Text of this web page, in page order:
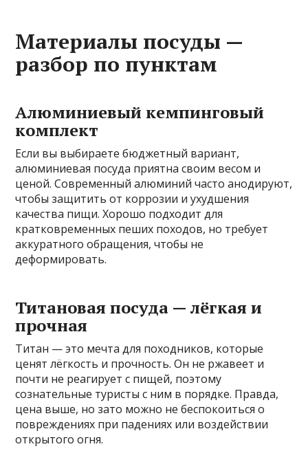
Материалы посуды —
разбор по пунктам
Алюминиевый кемпинговый
комплект
Если вы выбираете бюджетный вариант,
алюминиевая посуда приятна своим весом и
ценой. Современный алюминий часто анодируют,
чтобы защитить от коррозии и ухудшения
качества пищи. Хорошо подходит для
кратковременных пеших походов, но требует
аккуратного обращения, чтобы не
деформировать.
Титановая посуда — лёгкая и
прочная
Титан — это мечта для походников, которые
ценят лёгкость и прочность. Он не ржавеет и
почти не реагирует с пищей, поэтому
сознательные туристы с ним в порядке. Правда,
цена выше, но зато можно не беспокоиться о
повреждениях при падениях или воздействии
открытого огня.